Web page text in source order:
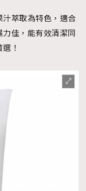
萃取為特色，適合
佳，能有效清潔同
！